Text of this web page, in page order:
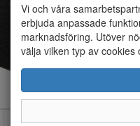
36 37
Vi och våra
erbjuda anpassade
marknadsföring. Utöver
välja vilken typ av cookies